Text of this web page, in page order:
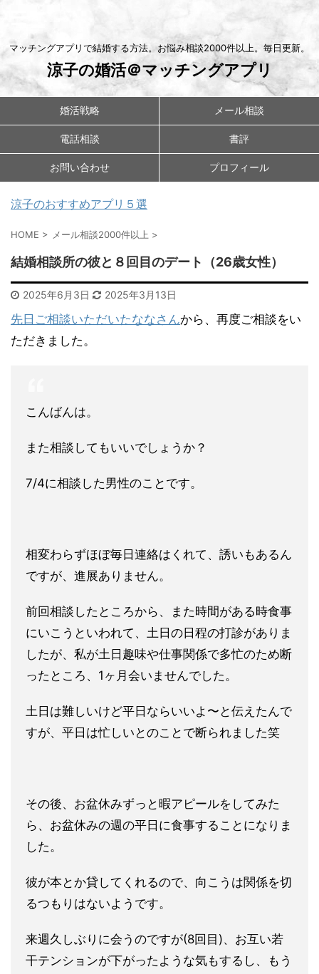
マッチングアプリで結婚する方法。お悩み相談2000件以上。毎日更新。
涼子の婚活＠マッチングアプリ
婚活戦略 メール相談
電話相談 書評
お問い合わせ プロフィール
涼子のおすすめアプリ５選
HOME > メール相談2000件以上 >
結婚相談所の彼と８回目のデート（26歳女性）
2025年6月3日 2025年3月13日
先日ご相談いただいたななさんから、再度ご相談をい
ただきました。
こんばんは。
また相談してもいいでしょうか？
7/4に相談した男性のことです。
相変わらずほぼ毎日連絡はくれて、誘いもあるん
ですが、進展ありません。
前回相談したところから、また時間がある時食事
にいこうといわれて、土日の日程の打診がありま
したが、私が土日趣味や仕事関係で多忙のため断
ったところ、1ヶ月会いませんでした。
土日は難しいけど平日ならいいよ〜と伝えたんで
すが、平日は忙しいとのことで断られました笑
その後、お盆休みずっと暇アピールをしてみた
ら、お盆休みの週の平日に食事することになりま
した。
彼が本とか貸してくれるので、向こうは関係を切
るつもりはないようです。
来週久しぶりに会うのですが(8回目)、お互い若
干テンションが下がったような気もするし、もう